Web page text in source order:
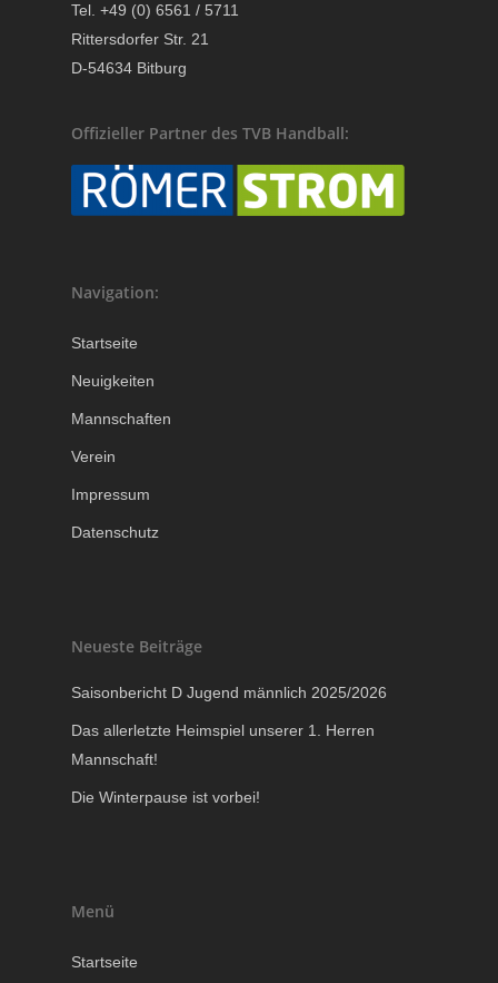
Tel. +49 (0) 6561 / 5711
Rittersdorfer Str. 21
D-54634 Bitburg
Offizieller Partner des TVB Handball:
Navigation:
Startseite
Neuigkeiten
Mannschaften
Verein
Impressum
Datenschutz
Neueste Beiträge
Saisonbericht D Jugend männlich 2025/2026
Das allerletzte Heimspiel unserer 1. Herren
Mannschaft!
Die Winterpause ist vorbei!
Menü
Startseite